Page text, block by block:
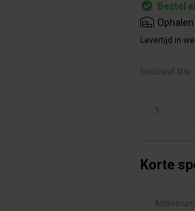
Bestel
Levertijd in
Exclusief btw.
Korte